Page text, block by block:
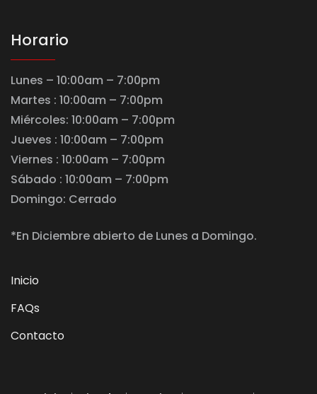
Horario
Lunes – 10:00am – 7:00pm
Martes : 10:00am – 7:00pm
Miércoles: 10:00am – 7:00pm
Jueves : 10:00am – 7:00pm
Viernes : 10:00am – 7:00pm
Sábado : 10:00am – 7:00pm
Domingo: Cerrado
*En Diciembre abierto de Lunes a Domingo.
Inicio
FAQs
Contacto